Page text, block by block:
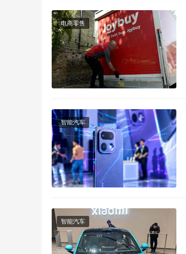
电商零售
智能汽车
智能汽车